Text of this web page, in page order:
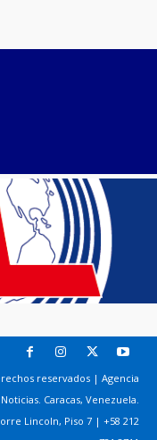
reservados | Agencia
Caracas, Venezuela.
Lincoln, Piso 7 | +58 212